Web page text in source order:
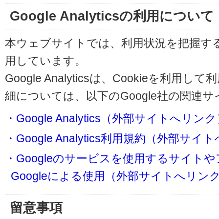
Google Analyticsの利用について
本ウェブサイトでは、利用状況を把握す
用しています。
Google Analyticsは、Cookieを利用して
細については、以下のGoogle社の関連
・Google Analytics（外部サイトへリンク
・Google Analytics利用規約（外部サイ
・Googleのサービスを使用するサイト
Googleによる使用（外部サイトへリン
留意事項